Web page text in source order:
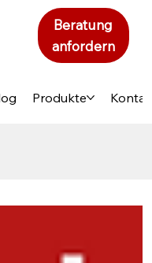
Produkte
Beratung
anfordern